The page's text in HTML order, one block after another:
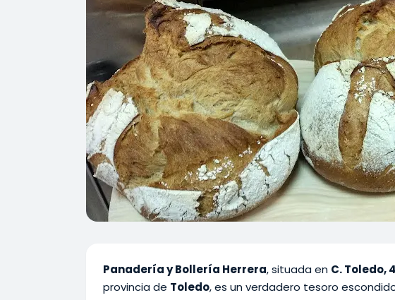
Panadería y Bollería Herrera, situada en C. Toledo,
provincia de Toledo, es un verdadero tesoro